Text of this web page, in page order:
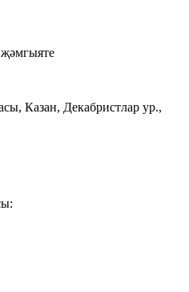
Казан, Декабристлар ур.,